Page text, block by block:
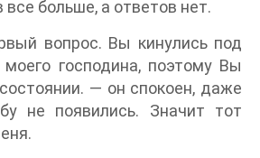
больше, а ответов нет.
вопрос. Вы кинулись под
господина, поэтому Вы
— он спокоен, даже
не появились. Значит тот